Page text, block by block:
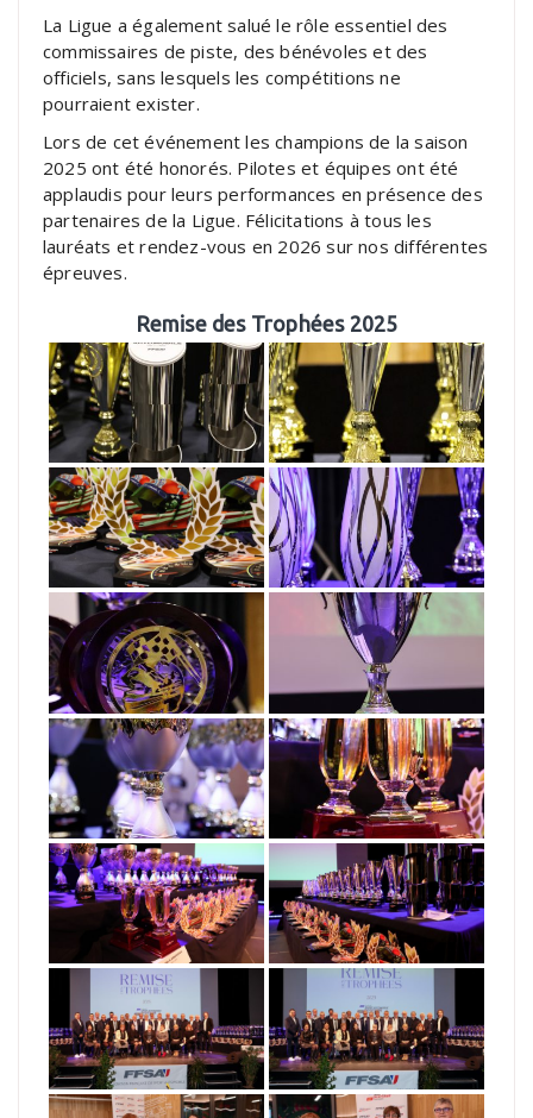
La Ligue a également salué le rôle essentiel des
commissaires de piste, des bénévoles et des
officiels, sans lesquels les compétitions ne
pourraient exister.
Lors de cet événement les champions de la saison
2025 ont été honorés. Pilotes et équipes ont été
applaudis pour leurs performances en présence des
partenaires de la Ligue. Félicitations à tous les
lauréats et rendez-vous en 2026 sur nos différentes
épreuves.
Remise des Trophées 2025